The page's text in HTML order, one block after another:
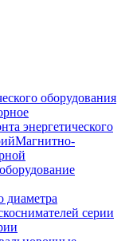
оборудования
энергетического
Магнитно-
диаметра
серии